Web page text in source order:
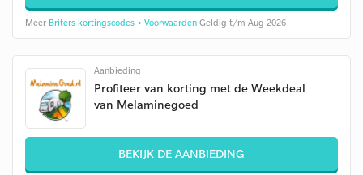
Meer Briters kortingscodes • Voorwaarden Geldig t/m Aug 2026
Aanbieding
Profiteer van korting met de Weekdeal
van Melaminegoed
BEKIJK DE AANBIEDING